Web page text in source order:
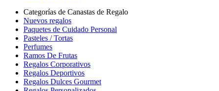
Categorías de Canastas de Regalo
Nuevos regalos
Paquetes de Cuidado Personal
Pasteles / Tortas
Perfumes
Ramos De Frutas
Regalos Corporativos
Regalos Deportivos
Regalos Dulces Gourmet